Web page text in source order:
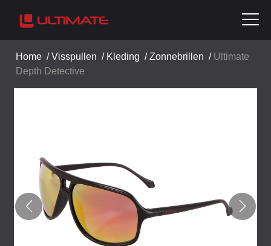
Home /Visspullen / Kleding /Zonnebrillen / Ultimate
Depth Detective